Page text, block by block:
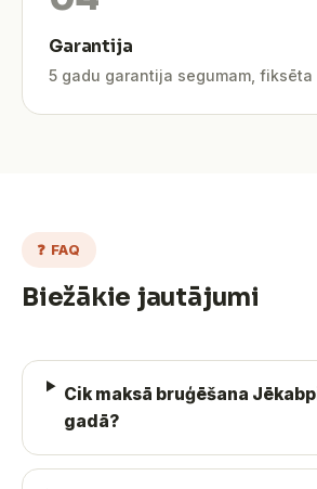
Garantija
5 gadu garantija segumam, fiksēta
❓ FAQ
Biežākie jautājumi
Cik maksā bruģēšana
gadā?